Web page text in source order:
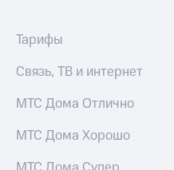
Тарифы
Связь, ТВ и интернет
МТС Дома Отлично
МТС Дома Хорошо